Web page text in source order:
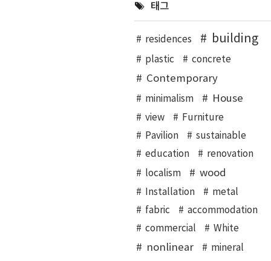
태그
residences building
plastic concrete
Contemporary
minimalism House
view
Furniture
Pavilion
sustainable
education
renovation
localism
wood
Installation
metal
fabric
accommodation
commercial
White
nonlinear
mineral